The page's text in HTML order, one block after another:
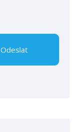
Odeslat